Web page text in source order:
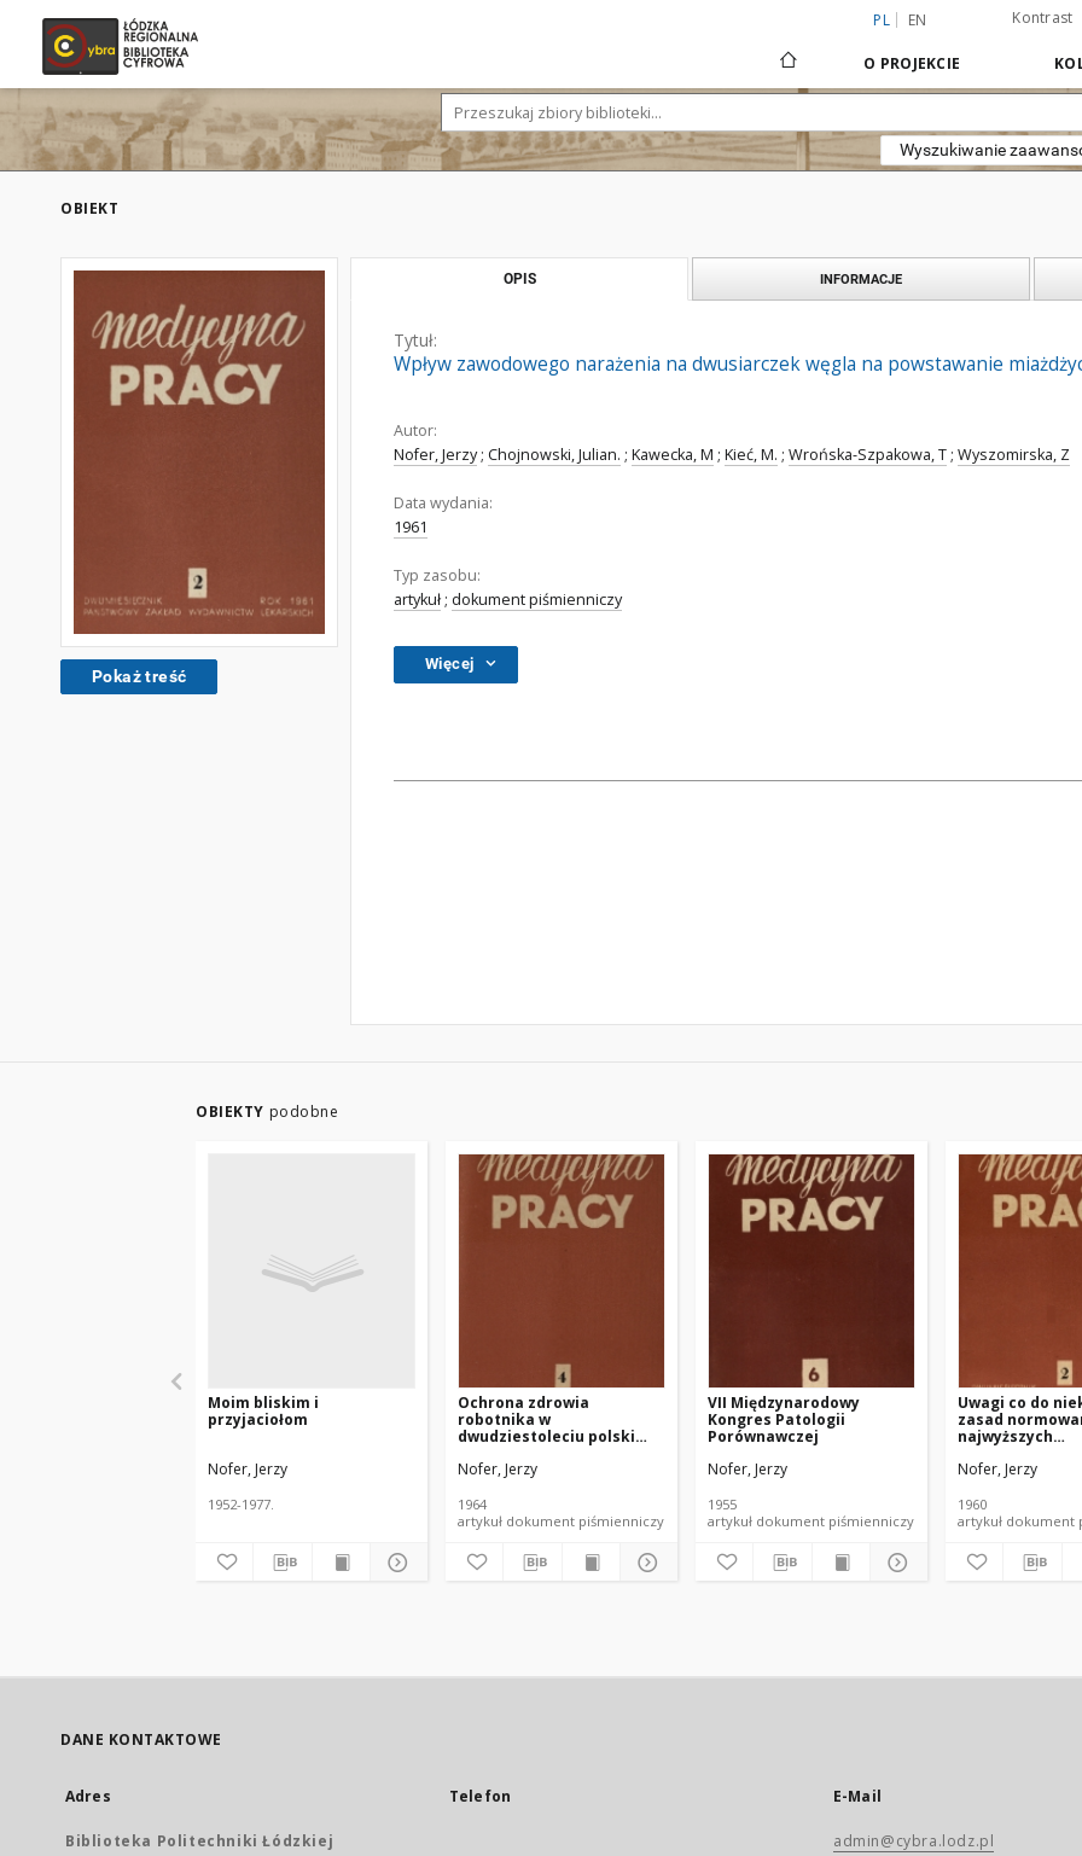
PL EN Kontrast
O PROJEKCIE
Wyszukiwanie
OBIEKT
Pokaż treść
OPIS INFORMACJE
Tytuł:
Wpływ zawodowego narażenia na dwusiarczek węgla na powstawanie
Autor:
Nofer, Jerzy; Chojnowski, Julian. ; Kawecka, M ; Kieć, M. ; Wrońska-Szpakowa, T ; Wyszomirska, Z
Data wydania:
1961
Typ zasobu:
artykuł ; dokument piśmienniczy
Więcej
OBIEKTY podobne
Moim bliskim i
przyjaciołom
Nofer, Jerzy
1952-1977.
Ochrona zdrowia
robotnika w
dwudziestoleciu polski
Nofer, Jerzy
1964
artykuł dokument piśmienniczy
VII Międzynarodowy
Kongres Patologii
Porównawczej
Nofer, Jerzy
1955
artykuł dokument piśmienniczy
Uwagi co do
zasad
najwyższych
parametrów
Nofer, Jerzy
1960
artykuł
DANE KONTAKTOWE
Adres
Biblioteka Politechniki Łódzkiej
Telefon E-Mail
admin@cybra.lodz.pl